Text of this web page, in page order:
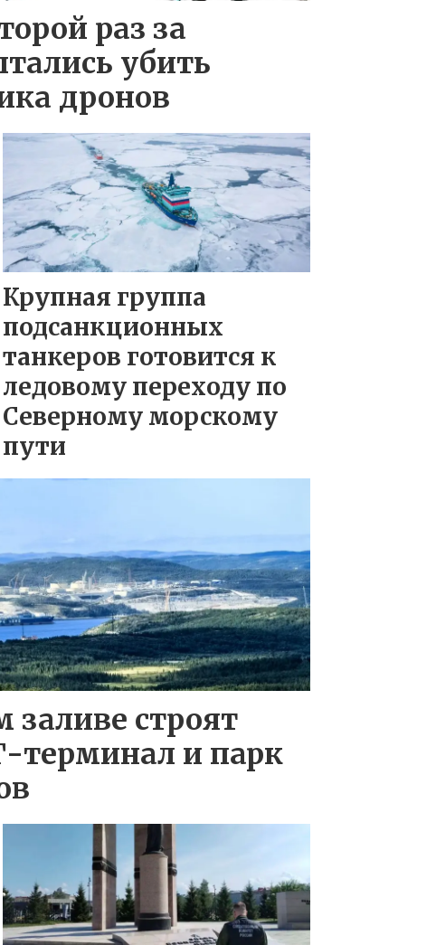
раз за
убить
дронов
Крупная группа
подсанкционных
танкеров готовится к
ледовому переходу по
Северному морскому
пути
заливе строят
терминал и парк